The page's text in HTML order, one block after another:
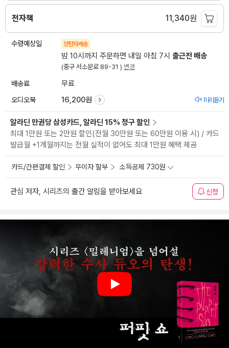
전자책 11,340원
수령예상일 양탄자배송
밤 10시까지 주문하면 내일 아침 7시 출근전 배송
(중구 서소문로 89-31 ) 변경
배송료 무료
오디오북 16,200원 미리듣기
알라딘 만권당 삼성카드, 알라딘 15% 청구 할인
최대 1만원 또는 2만원 할인(전월 30만원 또는 60만원 이용 시) / 카드
발급월 +1개월까지는 전월 실적이 없어도 최대 1만원 혜택 제공
카드/간편결제 할인 무이자 할부 소득공제 730원
관심 저자, 시리즈의 출간 알림을 받아보세요 신청
Play